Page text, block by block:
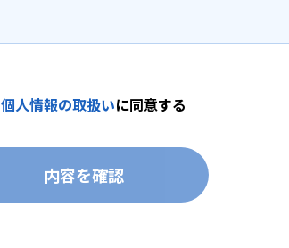
個人情報の取扱いに同意する
内容を確認